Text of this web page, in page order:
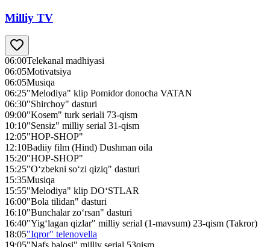
Milliy TV
06:00Telekanal madhiyasi
06:05Motivatsiya
06:05Musiqa
06:25"Melodiya" klip Pomidor donocha VATAN
06:30"Shirchoy" dasturi
09:00"Kosem" turk seriali 73-qism
10:10"Sensiz" milliy serial 31-qism
12:05"HOP-SHOP"
12:10Badiiy film (Hind) Dushman oila
15:20"HOP-SHOP"
15:25"O‘zbekni so‘zi qiziq" dasturi
15:35Musiqa
15:55"Melodiya" klip DO‘STLAR
16:00"Bola tilidan" dasturi
16:10"Bunchalar zo‘rsan" dasturi
16:40"Yig‘lagan qizlar" milliy serial (1-mavsum) 23-qism (Takror)
18:05"Iqror" telenovella